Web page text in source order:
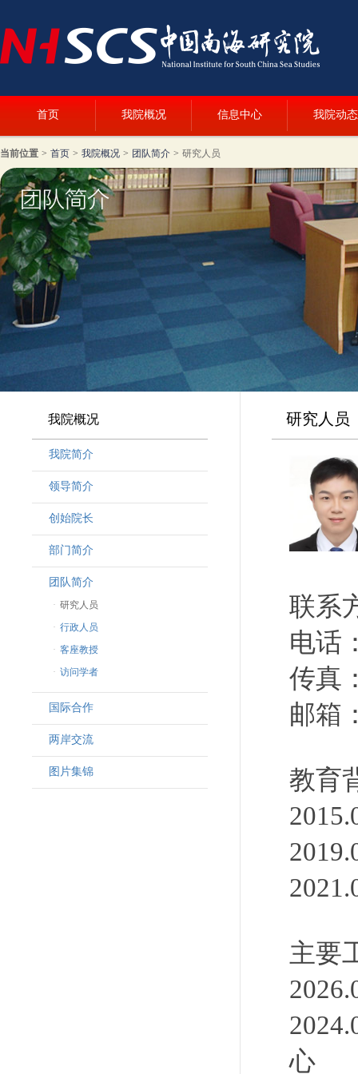
首页 我院概况 信息中心 我院动态
当前位置 > 首页 > 我院概况 > 团队简介 > 研究人员
我院概况
我院简介
领导简介
· 韩晶磊副院长
· 周勇副院长
林勇新副院长
创始院长
部门简介
团队简介
· 研究人员
· 行政人员
· 客座教授
· 访问学者
国际合作
两岸交流
图片集锦
研究人员
联系
电话
传真
邮箱
教育
主要
心